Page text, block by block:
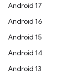
Android 17
Android 16
Android 15
Android 14
Android 13